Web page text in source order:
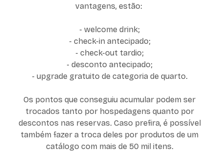
vantagens, estão:
- welcome drink;
- check-in antecipado;
- check-out tardio;
- desconto antecipado;
- upgrade gratuito de categoria de quarto.
Os pontos que conseguiu acumular podem ser
trocados tanto por hospedagens quanto por
descontos nas reservas. Caso prefira, é possível
também fazer a troca deles por produtos de um
catálogo com mais de 50 mil itens.